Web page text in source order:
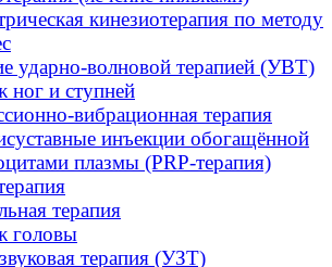
кинезиотерапия по методу
ударно-волновой терапией (УВТ)
ног и ступней
вибрационная терапия
инъекции обогащённой
плазмы (PRP-терапия)
терапия
головы
терапия (УЗТ)